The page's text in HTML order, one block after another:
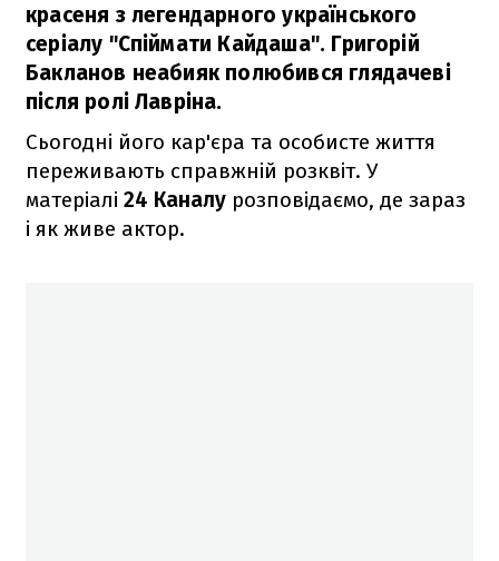
красеня з легендарного українського
серіалу "Спіймати Кайдаша". Григорій
Бакланов неабияк полюбився глядачеві
після ролі Лавріна.
Сьогодні його кар'єра та особисте життя
переживають справжній розквіт. У
матеріалі 24 Каналу розповідаємо, де зараз
і як живе актор.